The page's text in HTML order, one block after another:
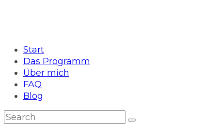
Start
Das Programm
Über mich
FAQ
Blog